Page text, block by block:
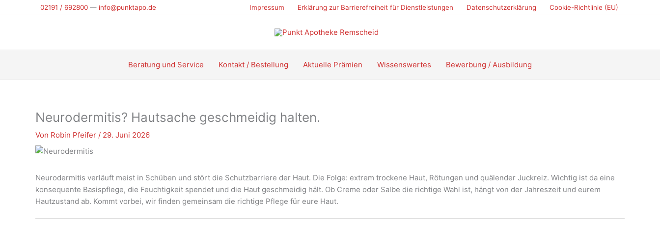
Inhalt
02191 / 692800 — info@punktapo.de Impressum Erklärung zur Barrierefreiheit für Dienstleistungen Datenschutzerklärung Cookie-Richtlinie (EU)
Beratung und Service Kontakt / Bestellung Aktuelle Prämien Wissenswertes Bewerbung / Ausbildung
Neurodermitis? Hautsache geschmeidig halten.
Von Robin Pfeifer / 29. Juni 2026
Neurodermitis verläuft meist in Schüben und stört die Schutzbarriere der Haut. Die Folge: extrem trockene Haut, Rötungen und quälender Juckreiz. Wichtig ist da eine
konsequente Basispflege, die Feuchtigkeit spendet und die Haut geschmeidig hält. Ob Creme oder Salbe die richtige Wahl ist, hängt von der Jahreszeit und eurem
Hautzustand ab. Kommt vorbei, wir finden gemeinsam die richtige Pflege für eure Haut.